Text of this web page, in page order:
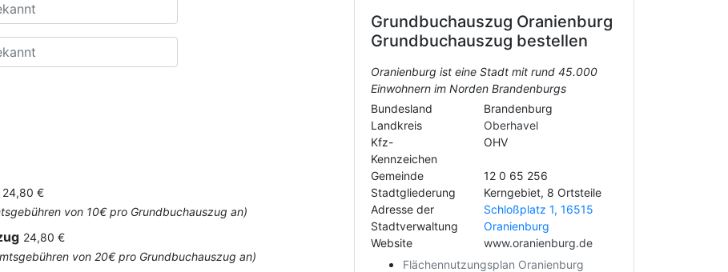
24,80 €
von 10€ pro Grundbuchauszug an)
24,80 €
von 20€ pro Grundbuchauszug an)
Grundbuchauszug Oranienburg
Grundbuchauszug bestellen
Oranienburg ist eine Stadt mit rund 45.000
Einwohnern im Norden Brandenburgs
Bundesland
Brandenburg
Landkreis
Oberhavel
Kfz-
Kennzeichen
OHV
Gemeinde
12 0 65 256
Stadtgliederung
Kerngebiet, 8 Ortsteile
Adresse der
Stadtverwaltung
Schloßplatz 1, 16515
Oranienburg
Website
www.oranienburg.de
Flächennutzungsplan Oranienburg